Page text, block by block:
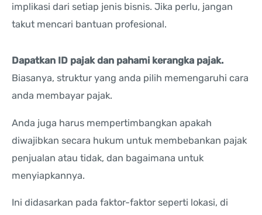
implikasi dari setiap jenis bisnis. Jika perlu, jangan
takut mencari bantuan profesional.
Dapatkan ID pajak dan pahami kerangka pajak.
Biasanya, struktur yang anda pilih memengaruhi cara
anda membayar pajak.
Anda juga harus mempertimbangkan apakah
diwajibkan secara hukum untuk membebankan pajak
penjualan atau tidak, dan bagaimana untuk
menyiapkannya.
Ini didasarkan pada faktor-faktor seperti lokasi, di